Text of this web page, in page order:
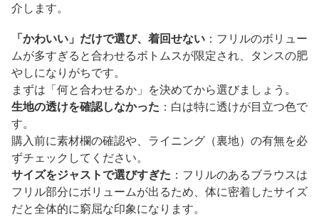
介します。
「かわいい」だけで選び、着回せない ：フリルのボリュー
ムが多すぎると合わせるボトムスが限定され、タンスの肥
やしになりがちです。
まずは「何と合わせるか」を決めてから選びましょう。
生地の透けを確認しなかった ：白は特に透けが目立つ色で
す。
購入前に素材欄の確認や、ライニング（裏地）の有無を必
ずチェックしてください。
サイズをジャストで選びすぎた ：フリルのあるブラウスは
フリル部分にボリュームが出るため、体に密着したサイズ
だと全体的に窮屈な印象になります。